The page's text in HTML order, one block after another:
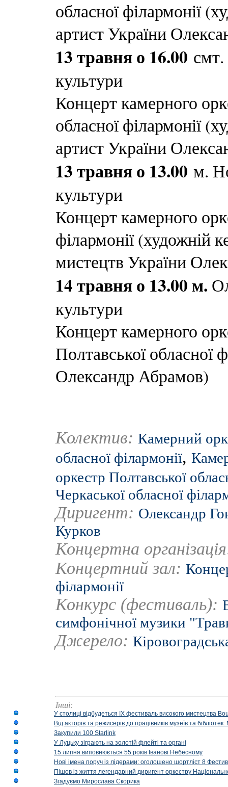
обласної філармонії
артист України
13 травня о 16.00
культури
Концерт камерного
обласної філармонії
артист України
13 травня о 13.00 м.
культури
Концерт камерного
філармонії (художній
мистецтв України
14 травня о 13.00 м.
культури
Концерт камерного
Полтавської обласної
Олександр Абрамов)
Колектив: Камерний
обласної філармонії,
оркестр Полтавської
Черкаської обласної
Диригент: Олександр
Курков
Концертна
Концертний зал:
філармонії
Конкурс (фестиваль):
симфонічної музики
Джерело:
Інші:
У столиці відбудеться IX фестиваль високого мистецтва
Від акторів та режисерів до працівників музеїв та
Закупили 100 Starlink
У Луцьку зіграють на золотій флейті та органі
15 липня виповнюється 55 років Іванові Небесному
Нові імена поруч із лідерами: оголошено шортліст 8
Пішов із життя легендарний диригент оркестру
Згадуємо Мирослава Скорика